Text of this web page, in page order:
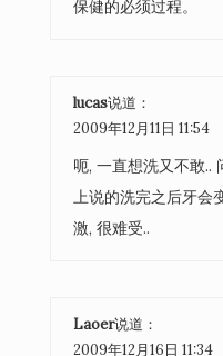
保健的必须过程。
lucas说道：
2009年12月11日 11:54
呃, 一直想洗又不敢..
上说的洗完之后牙会
激, 很难受..
Laoer说道：
2009年12月16日 11:34